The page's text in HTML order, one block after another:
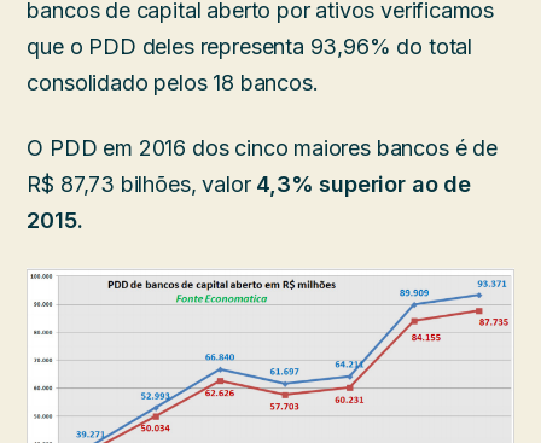
bancos de capital aberto por ativos verificamos
que o PDD deles representa 93,96% do total
consolidado pelos 18 bancos.
O PDD em 2016 dos cinco maiores bancos é de
R$ 87,73 bilhões, valor 4,3% superior ao de
2015.